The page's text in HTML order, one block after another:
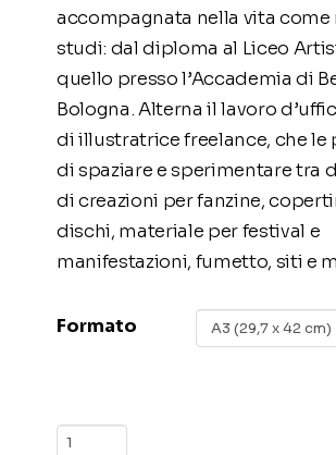
accompagnata nella vita come
studi: dal diploma al Liceo
quello presso l’Accademia di
Bologna. Alterna il lavoro
di illustratrice freelance, che le
di spaziare e sperimentare tra
di creazioni per fanzine,
dischi, materiale per festival e
manifestazioni, fumetto, siti e
Formato
N.